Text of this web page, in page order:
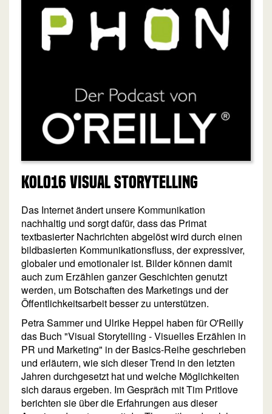
KOL016 Visual Storytelling
Das Internet ändert unsere Kommunikation
nachhaltig und sorgt dafür, dass das Primat
textbasierter Nachrichten abgelöst wird durch einen
bildbasierten Kommunikationsfluss, der expressiver,
globaler und emotionaler ist. Bilder können damit
auch zum Erzählen ganzer Geschichten genutzt
werden, um Botschaften des Marketings und der
Öffentlichkeitsarbeit besser zu unterstützen.
Petra Sammer und Ulrike Heppel haben für O'Reilly
das Buch "Visual Storytelling - Visuelles Erzählen in
PR und Marketing" in der Basics-Reihe geschrieben
und erläutern, wie sich dieser Trend in den letzten
Jahren durchgesetzt hat und welche Möglichkeiten
sich daraus ergeben. Im Gespräch mit Tim Pritlove
berichten sie über die Erfahrungen aus dieser